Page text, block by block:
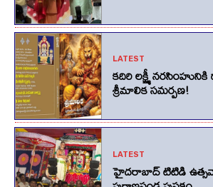
LATEST
కదిరి లక్ష్మీ
శ్రీమాలిక సమర్పణ!
LATEST
హైదరాబాద్ టిటిడి